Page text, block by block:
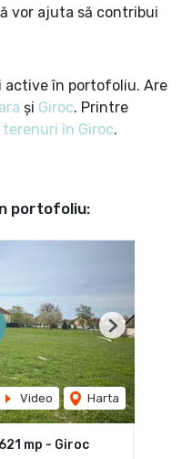
vor ajuta să contribui
active în portofoliu. Are
și Giroc. Printre
terenuri în Giroc.
portofoliu:
Video Harta
Next
mp - Giroc